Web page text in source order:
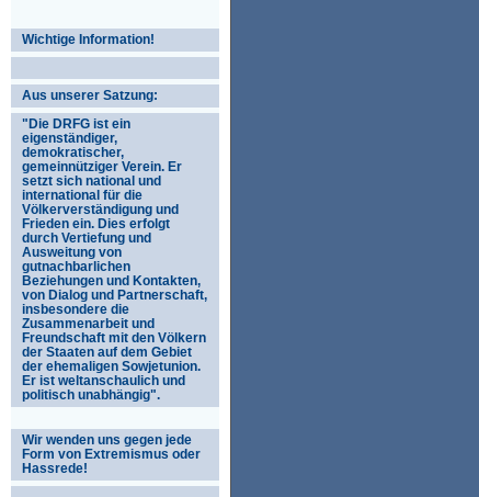
Wichtige Information!
Aus unserer Satzung:
"Die DRFG ist ein
eigenständiger,
demokratischer,
gemeinnütziger Verein. Er
setzt sich national und
international für die
Völkerverständigung und
Frieden ein. Dies erfolgt
durch Vertiefung und
Ausweitung von
gutnachbarlichen
Beziehungen und Kontakten,
von Dialog und Partnerschaft,
insbesondere die
Zusammenarbeit und
Freundschaft mit den Völkern
der Staaten auf dem Gebiet
der ehemaligen Sowjetunion.
Er ist weltanschaulich und
politisch unabhängig".
Wir wenden uns gegen jede
Form von Extremismus oder
Hassrede!